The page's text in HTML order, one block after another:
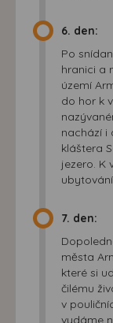
6. den:
Po
hranici a
území
do hor k
nachází i
kláštera
jezero. K
ubytování.
7. den:
města
které si
čilému
v
vydáme